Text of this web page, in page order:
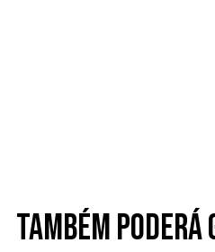
Também